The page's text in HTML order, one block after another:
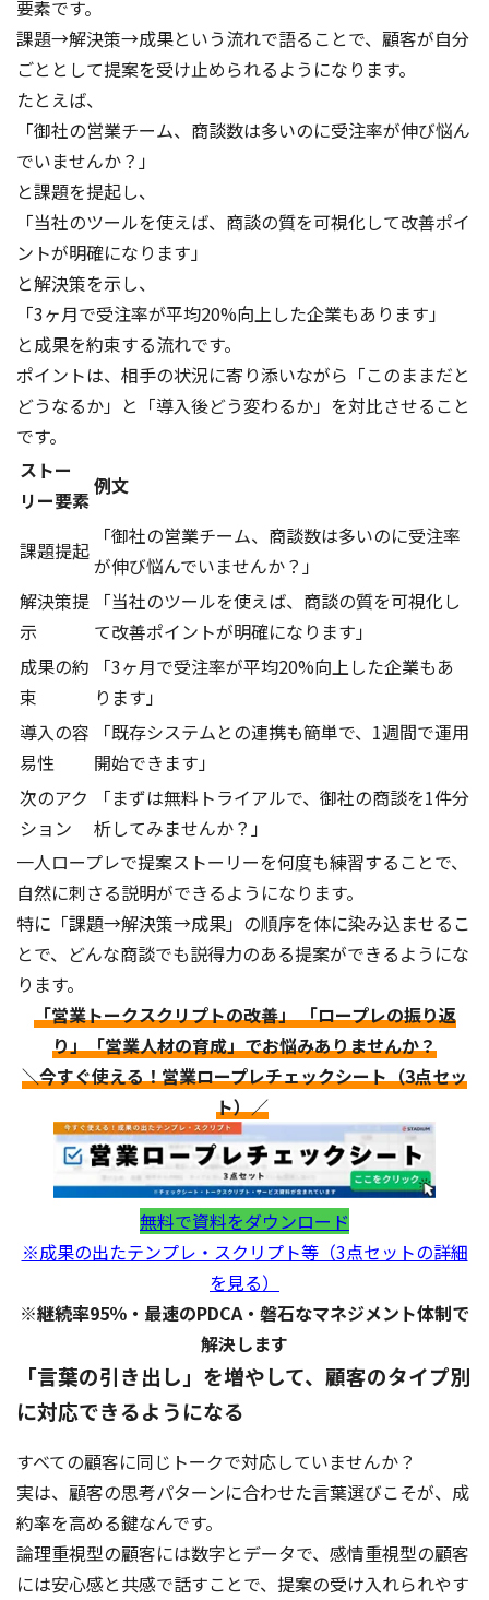
要素です。
課題→解決策→成果という流れで語ることで、顧客が自分
ごととして提案を受け止められるようになります。
たとえば、
「御社の営業チーム、商談数は多いのに受注率が伸び悩ん
でいませんか？」
と課題を提起し、
「当社のツールを使えば、商談の質を可視化して改善ポイ
ントが明確になります」
と解決策を示し、
「3ヶ月で受注率が平均20%向上した企業もあります」
と成果を約束する流れです。
ポイントは、相手の状況に寄り添いながら「このままだと
どうなるか」と「導入後どう変わるか」を対比させること
です。
ストー
リー要素
例文
課題提起
「御社の営業チーム、商談数は多いのに受注率
が伸び悩んでいませんか？」
解決策提
示
「当社のツールを使えば、商談の質を可視化し
て改善ポイントが明確になります」
成果の約
束
「3ヶ月で受注率が平均20%向上した企業もあ
ります」
導入の容
易性
「既存システムとの連携も簡単で、1週間で運用
開始できます」
次のアク
ション
「まずは無料トライアルで、御社の商談を1件分
析してみませんか？」
一人ロープレで提案ストーリーを何度も練習することで、
自然に刺さる説明ができるようになります。
特に「課題→解決策→成果」の順序を体に染み込ませるこ
とで、どんな商談でも説得力のある提案ができるようにな
ります。
「営業トークスクリプトの改善」 「ロープレの振り返
り」「営業人材の育成」でお悩みありませんか？
＼今すぐ使える！営業ロープレチェックシート（3点セッ
ト）／
無料で資料をダウンロード
※成果の出たテンプレ・スクリプト等（3点セットの詳細
を見る）
※継続率95％・最速のPDCA・磐石なマネジメント体制で
解決します
「言葉の引き出し」を増やして、顧客のタイプ別
に対応できるようになる
すべての顧客に同じトークで対応していませんか？
実は、顧客の思考パターンに合わせた言葉選びこそが、成
約率を高める鍵なんです。
論理重視型の顧客には数字とデータで、感情重視型の顧客
には安心感と共感で話すことで、提案の受け入れられやす